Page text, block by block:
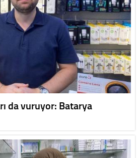
da vuruyor: Batarya